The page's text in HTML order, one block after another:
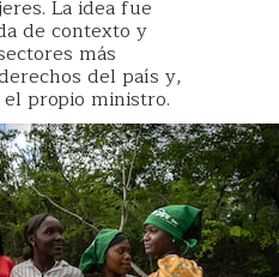
La idea fue
de contexto y
más
del país y,
propio ministro.